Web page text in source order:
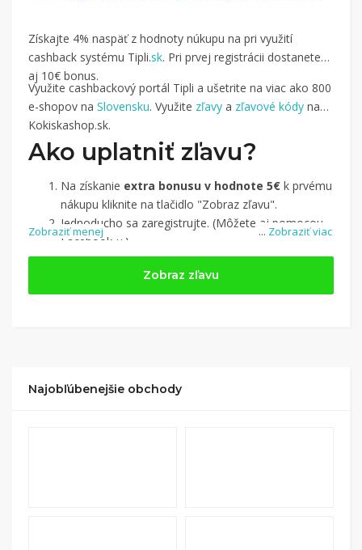
... Zobraziť viac
Získajte 4% naspäť z hodnoty núkupu na pri využití
cashback systému Tipli.sk. Pri prvej registrácii dostanete
aj 10€ bonus.
Využite cashbackový portál Tipli a ušetrite na viac ako 800
e-shopov na Slovensku. Využite zľavy a zľavové kódy na
Kokiskashop.sk.
Ako uplatniť zľavu?
Na získanie extra bonusu v hodnote 5€ k prvému
nákupu kliknite na tlačidlo "Zobraz zľavu".
Jednoducho sa zaregistrujte. (Môžete aj pomocou
Facebook-u.)
Jednoducho sinájdite obchod, pomocou služby
(v ponuke je cca 1 500 obchodov).
Kliknite na tlačidlo „Nakupovať“.(Následne
nákupu, si tieto peniaze môžete dať hneď vyplatiť
Zobraziť menej
Zobraz zľavu
Najobľúbenejšie obchody